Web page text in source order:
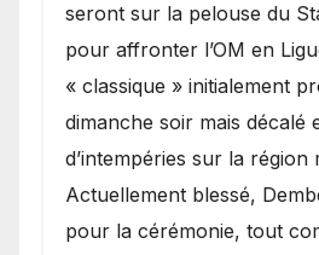
seront sur la pelouse du
pour affronter l’OM en
« classique » initialement
dimanche soir mais décalé
d’intempéries sur la région
Actuellement blessé,
pour la cérémonie, tout